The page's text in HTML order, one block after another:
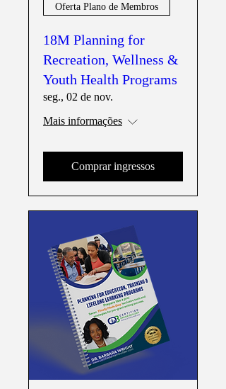
Oferta Plano de Membros
18M Planning for
Recreation, Wellness &
Youth Health Programs
seg., 02 de nov.
Mais informações
Comprar ingressos